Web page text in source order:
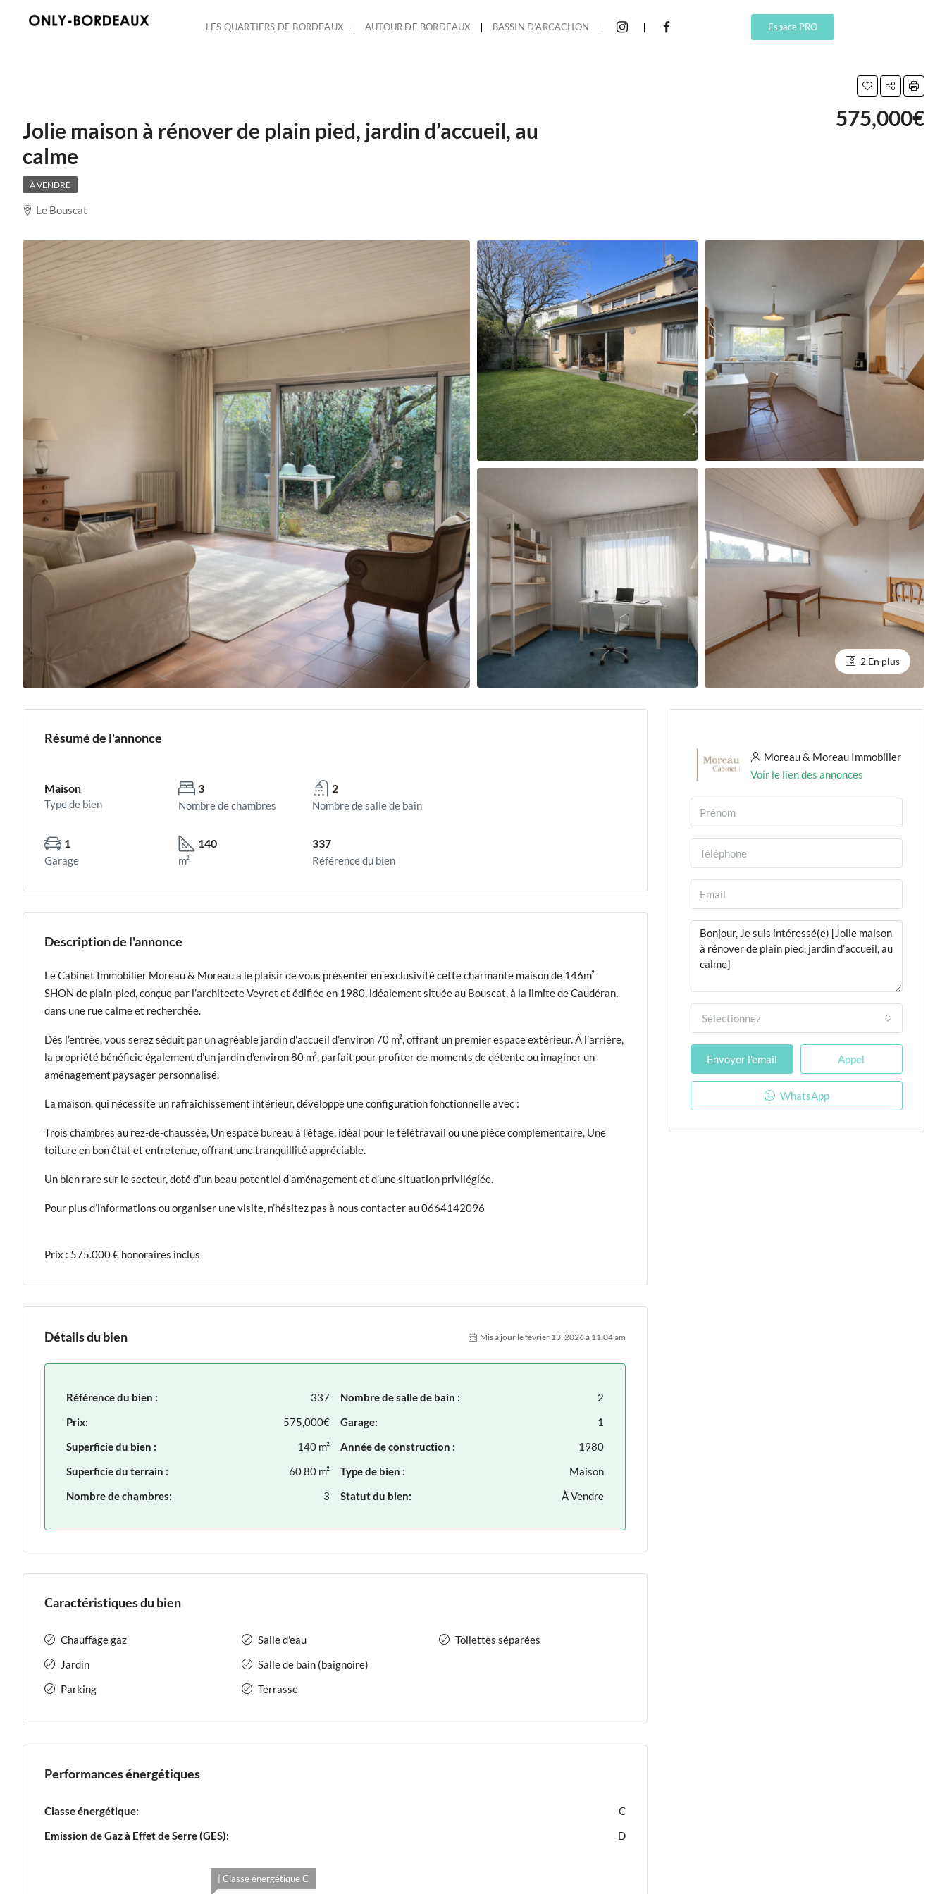
LES QUARTIERS DE BORDEAUX AUTOUR DE BORDEAUX BASSIN D’ARCACHON Espace PRO
Jolie maison à rénover de plain pied, jardin d’accueil, au
calme
575,000€
À VENDRE
Le Bouscat
2 En plus
Résumé de l'annonce
Maison
Type de bien
3
Nombre de chambres
2
Nombre de salle de bain
1
Garage
140
m²
337
Référence du bien
Description de l'annonce
Le Cabinet Immobilier Moreau & Moreau a le plaisir de vous présenter en exclusivité cette charmante maison de 146m²
SHON de plain-pied, conçue par l’architecte Veyret et édifiée en 1980, idéalement située au Bouscat, à la limite de Caudéran,
dans une rue calme et recherchée.
Dès l’entrée, vous serez séduit par un agréable jardin d’accueil d’environ 70 m², offrant un premier espace extérieur. À l’arrière,
la propriété bénéficie également d’un jardin d’environ 80 m², parfait pour profiter de moments de détente ou imaginer un
aménagement paysager personnalisé.
La maison, qui nécessite un rafraîchissement intérieur, développe une configuration fonctionnelle avec :
Trois chambres au rez-de-chaussée, Un espace bureau à l’étage, idéal pour le télétravail ou une pièce complémentaire, Une
toiture en bon état et entretenue, offrant une tranquillité appréciable.
Un bien rare sur le secteur, doté d’un beau potentiel d’aménagement et d’une situation privilégiée.
Pour plus d’informations ou organiser une visite, n’hésitez pas à nous contacter au 0664142096
Prix : 575.000 € honoraires inclus
Détails du bien Mis à jour le février 13, 2026 à 11:04 am
Référence du bien :
337
Prix:
575,000€
Superficie du bien :
140 m²
Superficie du terrain :
60 80 m²
Nombre de chambres:
3
Nombre de salle de bain :
2
Garage:
1
Année de construction :
1980
Type de bien :
Maison
Statut du bien:
À Vendre
Caractéristiques du bien
Chauffage gaz
Jardin
Parking
Salle d'eau
Salle de bain (baignoire)
Terrasse
Toilettes séparées
Performances énergétiques
Classe énergétique:
C
Emission de Gaz à Effet de Serre (GES):
D
| Classe énergétique C
Moreau & Moreau Immobilier
Voir le lien des annonces
Sélectionnez
Envoyer l'email Appel
WhatsApp